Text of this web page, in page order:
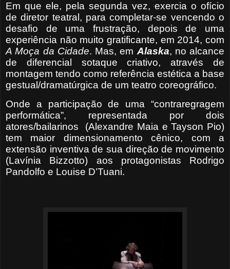
Em que ele, pela segunda vez, exercia o ofício
de diretor teatral, para completar-se vencendo o
desafio de uma frustração, depois de uma
experiência não muito gratificante, em 2014, com
A Moça da Cidade. Mas, em Alaska, no alcance
de diferencial sotaque criativo, através de
montagem tendo como referência estética a base
gestual/dramatúrgica de um teatro coreográfico.
Onde a participação de uma “contraregragem
performática”, representada por dois
atores/bailarinos
(Alexandre Maia e Tayson Pio)
tem maior dimensionamento cênico, com a
extensão inventiva de sua direção de movimento
(Lavínia Bizzotto) aos protagonistas Rodrigo
Pandolfo e Louise D’Tuani.